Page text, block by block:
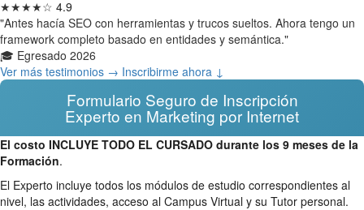
★★★★☆ 4.9
"Antes hacía SEO con herramientas y trucos sueltos. Ahora tengo un
framework completo basado en entidades y semántica."
🎓 Egresado 2026
Ver más testimonios → Inscribirme ahora ↓
Formulario Seguro de Inscripción
Experto en Marketing por Internet
El costo INCLUYE TODO EL CURSADO durante los 9 meses de la
Formación.
El Experto incluye todos los módulos de estudio correspondientes al
nivel, las actividades, acceso al Campus Virtual y su Tutor personal.